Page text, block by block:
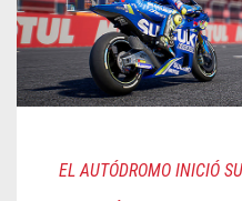
EL AUTÓDROMO INICIÓ